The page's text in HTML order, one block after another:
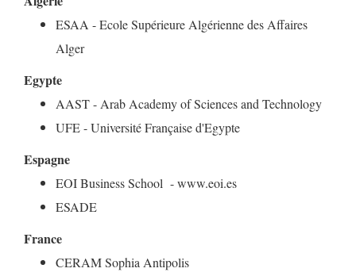
ESAA - Ecole Supérieure Algérienne des Affaires
Alger
Egypte
AAST - Arab Academy of Sciences and Technology
UFE - Université Française d'Egypte
Espagne
EOI Business School - www.eoi.es
ESADE
France
CERAM Sophia Antipolis